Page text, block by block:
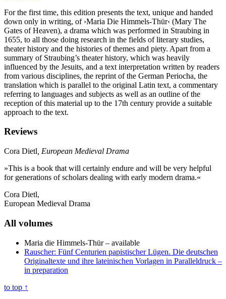
For the first time, this edition presents the text, unique and handed
down only in writing, of ›Maria Die Himmels-Thür‹ (Mary The
Gates of Heaven), a drama which was performed in Straubing in
1655, to all those doing research in the fields of literary studies,
theater history and the histories of themes and piety. Apart from a
summary of Straubing’s theater history, which was heavily
influenced by the Jesuits, and a text interpretation written by readers
from various disciplines, the reprint of the German Periocha, the
translation which is parallel to the original Latin text, a commentary
referring to languages and subjects as well as an outline of the
reception of this material up to the 17th century provide a suitable
approach to the text.
Reviews
Cora Dietl , European Medieval Drama
»This is a book that will certainly endure and will be very helpful
for generations of scholars dealing with early modern drama.«
Cora Dietl,
European Medieval Drama
All volumes
Maria die Himmels-Thür– available
Rauscher: Fünf Centurien papistischer Lügen. Die deutschen
Originaltexte und ihre lateinischen Vorlagen in Paralleldruck –
in preparation
to top ↑